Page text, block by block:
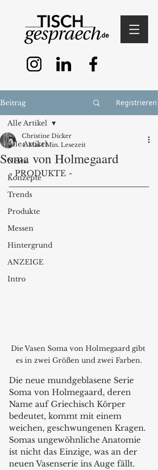
Beitrag Registrieren
Alle Artikel
News
Konzepte
Trends
Produkte
Messen
Hintergrund
ANZEIGE
Intro
Alle Artikel
Soma von Holmegaard
Christine Dicker
4. Mai 1 Min. Lesezeit
- PRODUKTE -
Die Vasen Soma von Holmegaard gibt
es in zwei Größen und zwei Farben.
Die neue mundgeblasene Serie
Soma von Holmegaard, deren
Name auf Griechisch Körper
bedeutet, kommt mit einem
weichen, geschwungenen Kragen.
Somas ungewöhnliche Anatomie
ist nicht das Einzige, was an der
neuen Vasenserie ins Auge fällt.